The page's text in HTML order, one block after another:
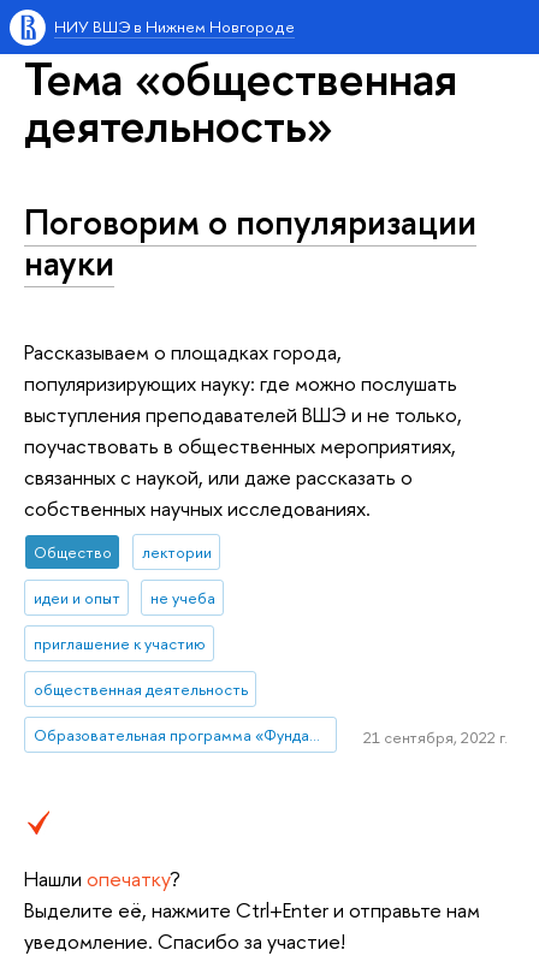
НИУ ВШЭ в Нижнем Новгороде
Тема «общественная
деятельность»
Поговорим о популяризации
науки
Рассказываем о площадках города,
популяризирующих науку: где можно послушать
выступления преподавателей ВШЭ и не только,
поучаствовать в общественных мероприятиях,
связанных с наукой, или даже рассказать о
собственных научных исследованиях.
Общество лектории
идеи и опыт не учеба
приглашение к участию
общественная деятельность
21 сентября, 2022 г.
Нашли опечатку?
Выделите её, нажмите Ctrl+Enter и отправьте нам
уведомление. Спасибо за участие!